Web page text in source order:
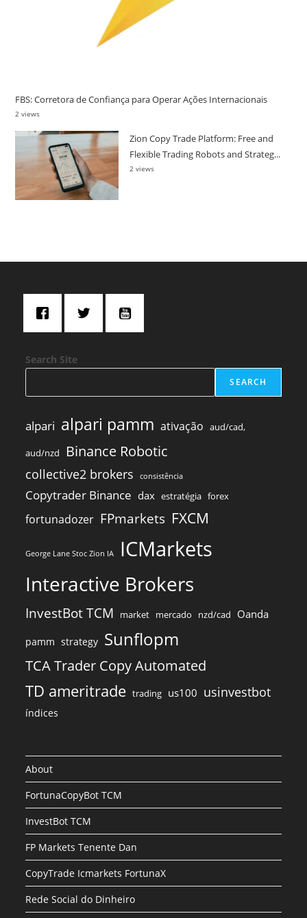
FBS: Corretora de Confiança para Operar Ações Internacionais
2 views
Zion Copy Trade Platform: Free and
Flexible Trading Robots and Strateg...
2 views
Search Site
SEARCH
alpari alpari pamm ativação aud/cad,
aud/nzd Binance Robotic
collective2 brokers consistência
Copytrader Binance dax estratégia forex
fortunadozer FPmarkets FXCM
George Lane Stoc Zion IA ICMarkets
Interactive Brokers
InvestBot TCM market mercado nzd/cad Oanda
pamm strategy Sunflopm
TCA Trader Copy Automated
TD ameritrade trading us100 usinvestbot
índices
About
FortunaCopyBot TCM
InvestBot TCM
FP Markets Tenente Dan
CopyTrade Icmarkets FortunaX
Rede Social do Dinheiro